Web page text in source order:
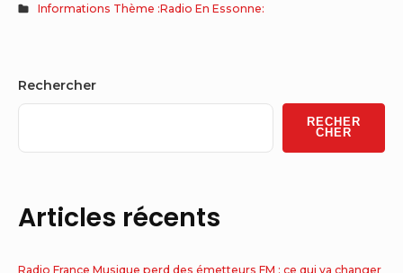
Informations Thème :Radio En Essonne:
Sidebar
Widget
Area
Rechercher
RECHER
CHER
Articles récents
Radio France Musique perd des émetteurs FM : ce qui va changer